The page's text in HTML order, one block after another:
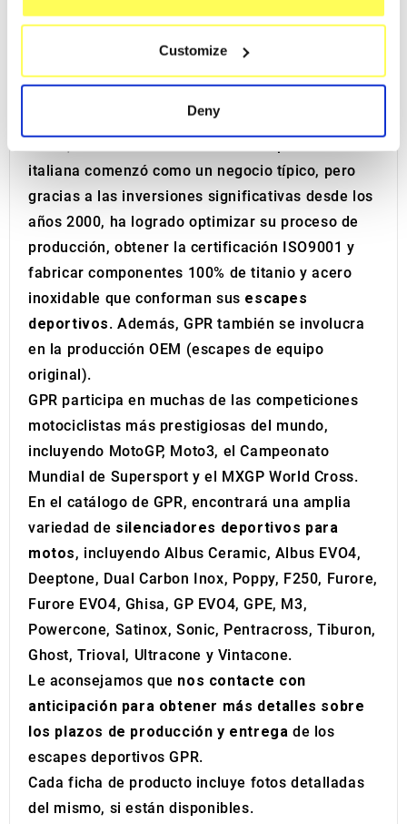
Identify your device by actively scanning it for
specific characteristics (fingerprinting)
and set your preferences in the
We use cookies to personalise content and ads, to
provide social media features and to analyse our traffic.
our social media, advertising and analytics partners who
may combine it with other information that you’ve
provided to them or that they’ve collected from your use
of their services.
Customize
Deny
Para la búsqueda del sitio:
Escape Escapes Silenciador Silenciadores
encuentra en Cerro al Lambro, en la provincia de
italiana comenzó como un negocio típico, pero
gracias a las inversiones significativas desde los
años 2000, ha logrado optimizar su proceso de
producción, obtener la certificación ISO9001 y
fabricar componentes 100% de titanio y acero
inoxidable que conforman sus escapes
deportivos. Además, GPR también se involucra
en la producción OEM (escapes de equipo
original).
GPR participa en muchas de las competiciones
motociclistas más prestigiosas del mundo,
incluyendo MotoGP, Moto3, el Campeonato
Mundial de Supersport y el MXGP World Cross.
En el catálogo de GPR, encontrará una amplia
variedad de silenciadores deportivos para
motos, incluyendo Albus Ceramic, Albus EVO4,
Deeptone, Dual Carbon Inox, Poppy, F250, Furore,
Furore EVO4, Ghisa, GP EVO4, GPE, M3,
Powercone, Satinox, Sonic, Pentracross, Tiburon,
Ghost, Trioval, Ultracone y Vintacone.
Le aconsejamos que nos contacte con
anticipación para obtener más detalles sobre
los plazos de producción y entrega de los
escapes deportivos GPR.
Cada ficha de producto incluye fotos detalladas
del mismo, si están disponibles.